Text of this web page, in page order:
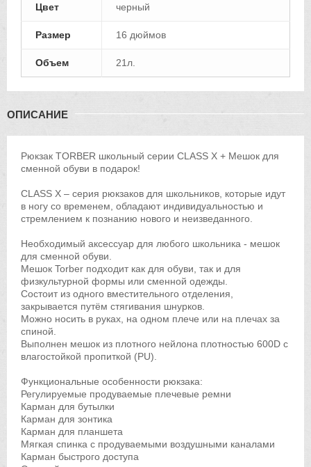
Цвет черный
Размер 16 дюймов
Объем 21л.
ОПИСАНИЕ
Рюкзак TORBER школьный серии CLASS X + Мешок для
сменной обуви в подарок!
CLASS X – серия рюкзаков для школьников, которые идут
в ногу со временем, обладают индивидуальностью и
стремлением к познанию нового и неизведанного.
Необходимый аксессуар для любого школьника - мешок
для сменной обуви.
Мешок Torber подходит как для обуви, так и для
физкультурной формы или сменной одежды.
Состоит из одного вместительного отделения,
закрывается путём стягивания шнурков.
Можно носить в руках, на одном плече или на плечах за
спиной.
Выполнен мешок из плотного нейлона плотностью 600D с
влагостойкой пропиткой (PU).
Функциональные особенности рюкзака:
Регулируемые продуваемые плечевые ремни
Карман для бутылки
Карман для зонтика
Карман для планшета
Мягкая спинка с продуваемыми воздушными каналами
Карман быстрого доступа